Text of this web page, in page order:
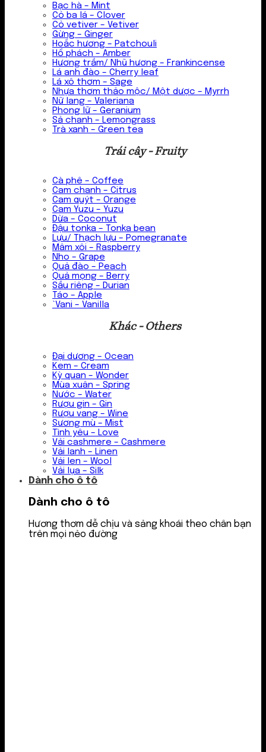
Bạc hà – Mint
Cỏ ba lá – Clover
Cỏ vetiver – Vetiver
Gừng – Ginger
Hoắc hương – Patchouli
Hổ phách – Amber
Hương trầm/ Nhũ hương – Frankincense
Lá anh đào – Cherry leaf
Lá xô thơm – Sage
Nhựa thơm thảo mộc/ Một dược – Myrrh
Nữ lang – Valeriana
Phong lữ – Geranium
Sả chanh – Lemongrass
Trà xanh – Green tea
Trái cây - Fruity
Cà phê – Coffee
Cam chanh – Citrus
Cam quýt – Orange
Cam Yuzu – Yuzu
Dừa – Coconut
Đậu tonka – Tonka bean
Lựu/ Thạch lựu – Pomegranate
Mâm xôi – Raspberry
Nho – Grape
Quả đào – Peach
Quả mọng – Berry
Sầu riêng – Durian
Táo – Apple
`Vani – Vanilla
Khác - Others
Đại dương – Ocean
Kem – Cream
Kỳ quan – Wonder
Mùa xuân – Spring
Nước – Water
Rượu gin – Gin
Rượu vang – Wine
Sương mù – Mist
Tình yêu – Love
Vải cashmere – Cashmere
Vải lanh – Linen
Vải len – Wool
Vải lụa – Silk
Dành cho ô tô
Dành cho ô tô
Hương thơm dễ chịu và sảng khoái theo chân bạn
trên mọi nẻo đường